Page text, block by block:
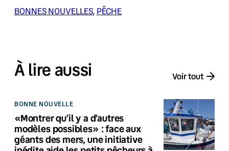
BONNES NOUVELLES, PÊCHE
À lire aussi Voir tout
BONNE NOUVELLE
«Montrer qu’il y a d’autres
modèles possibles» : face aux
géants des mers, une initiative